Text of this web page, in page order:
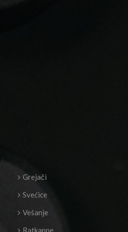
Grejači
Svećice
Vešanje
Ratkapne